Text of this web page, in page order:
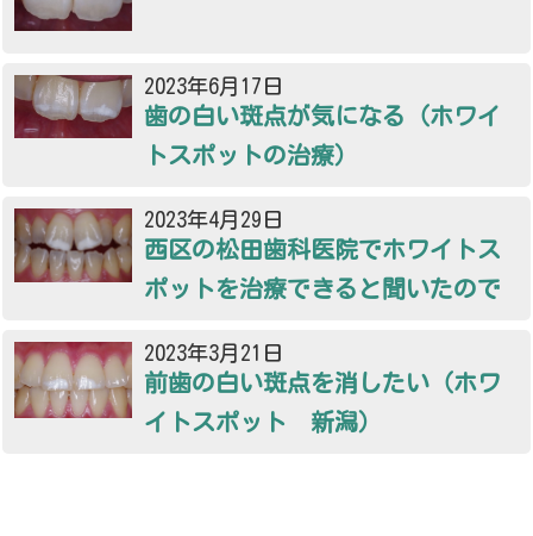
2023年6月17日
歯の白い斑点が気になる（ホワイ
トスポットの治療）
2023年4月29日
西区の松田歯科医院でホワイトス
ポットを治療できると聞いたので
2023年3月21日
前歯の白い斑点を消したい（ホワ
イトスポット 新潟）